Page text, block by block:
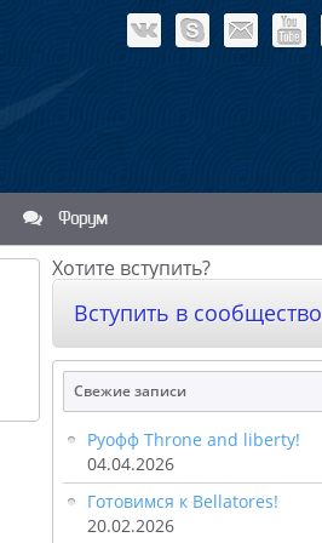
Форум
Хотите вступить?
Вступить в сообщество
Свежие записи
Руофф Throne and liberty!
04.04.2026
Готовимся к Bellatores!
20.02.2026